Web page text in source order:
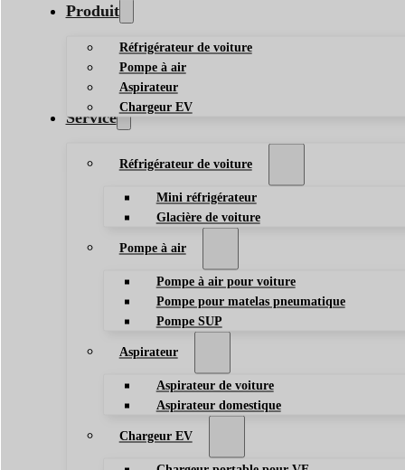
Produit
Réfrigérateur de voiture
Pompe à air
Aspirateur
Chargeur EV
Service
Réfrigérateur de voiture
Mini réfrigérateur
Glacière de voiture
Pompe à air
Pompe à air pour voiture
Pompe pour matelas pneumatique
Pompe SUP
Aspirateur
Aspirateur de voiture
Aspirateur domestique
Chargeur EV